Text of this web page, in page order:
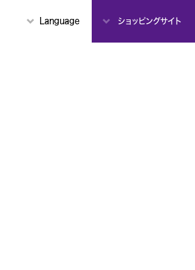
Language ショッピングサイト